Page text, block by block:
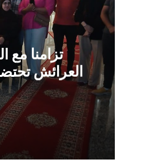
لتربع
الملك
على
العرش..
تحتضن
الدورة
الثانية
للملتقى
الدولي
العرائش
منذ 7 أيام